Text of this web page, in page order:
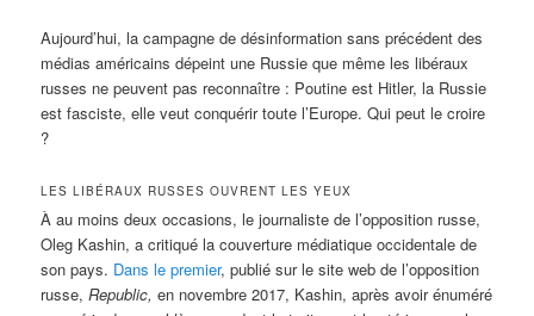
Aujourd’hui, la campagne de désinformation sans précédent des
médias américains dépeint une Russie que même les libéraux
russes ne peuvent pas reconnaître : Poutine est Hitler, la Russie
est fasciste, elle veut conquérir toute l’Europe. Qui peut le croire
?
LES LIBÉRAUX RUSSES OUVRENT LES YEUX
À au moins deux occasions, le journaliste de l’opposition russe,
Oleg Kashin, a critiqué la couverture médiatique occidentale de
son pays. Dans le premier, publié sur le site web de l’opposition
russe,Republic, en novembre 2017, Kashin, après avoir énuméré